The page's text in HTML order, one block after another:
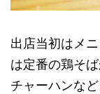
出店当初はメ
は定番の鶏そ
チャーハンな